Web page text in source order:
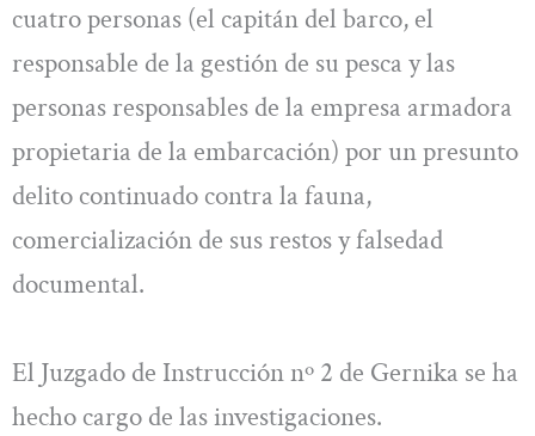
cuatro personas (el capitán del barco, el
responsable de la gestión de su pesca y las
personas responsables de la empresa armadora
propietaria de la embarcación) por un presunto
delito continuado contra la fauna,
comercialización de sus restos y falsedad
documental.
El Juzgado de Instrucción nº 2 de Gernika se ha
hecho cargo de las investigaciones.